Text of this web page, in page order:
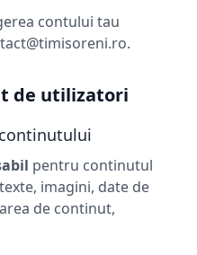
contului tau
.
de utilizatori
pentru continutul
imagini, date de
de continut,